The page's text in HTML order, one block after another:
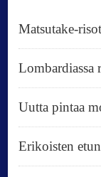
Matsutake-
Lombardiassa
Uutta pintaa
Erikoisten